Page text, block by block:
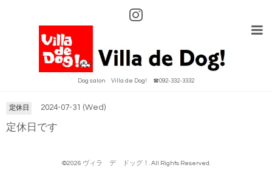
Dog salon Villa de Dog! ☎092-332-3332
定休日 2024-07-31 (Wed)
定休日です
©2026 ヴィラ デ ドッグ！ . All Rights Reserved.